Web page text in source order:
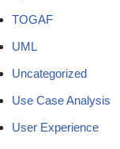
TOGAF
UML
Uncategorized
Use Case Analysis
User Experience